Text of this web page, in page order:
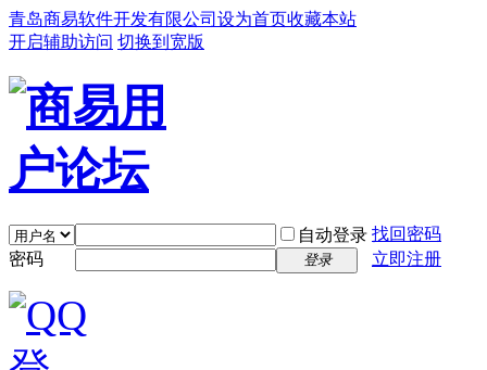
青岛商易软件开发有限公司 设为首页收藏本站
开启辅助访问 切换到宽版
自动登录 找回密码
密码
登录 立即注册